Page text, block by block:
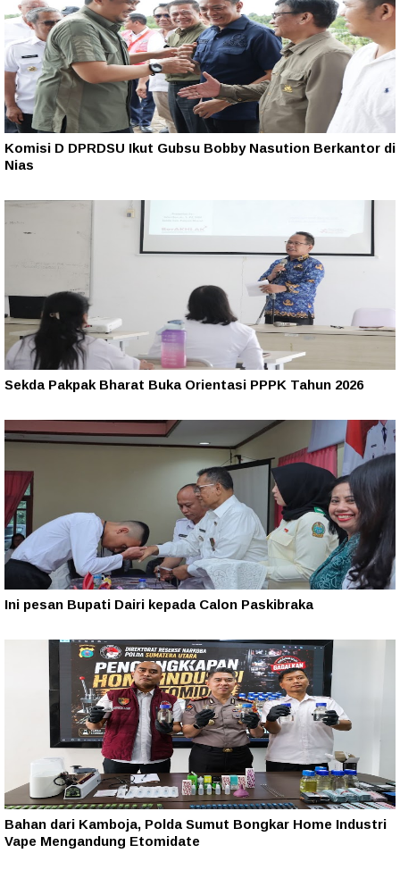
Komisi D DPRDSU Ikut Gubsu Bobby Nasution Berkantor di
Nias
Sekda Pakpak Bharat Buka Orientasi PPPK Tahun 2026
Ini pesan Bupati Dairi kepada Calon Paskibraka
Bahan dari Kamboja, Polda Sumut Bongkar Home Industri
Vape Mengandung Etomidate